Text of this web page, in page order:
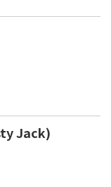
Jack)